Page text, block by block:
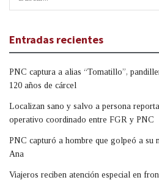
Entradas recientes
PNC captura a alias “Tomatillo”,
120 años de cárcel
Localizan sano y salvo a persona
operativo coordinado entre FGR y PNC
PNC capturó a hombre que golpeó a su
Ana
Viajeros reciben atención especial en